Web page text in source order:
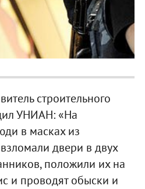
строительного
УНИАН: «На
в масках из
двери в двух
положили их на
и проводят обыски и